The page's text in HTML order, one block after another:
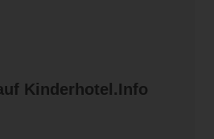
Kinderhotel.Info